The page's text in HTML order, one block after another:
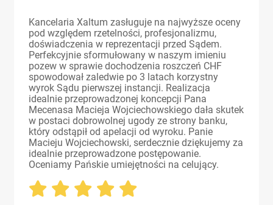
Kancelaria Xaltum zasługuje na najwyższe oceny
pod względem rzetelności, profesjonalizmu,
doświadczenia w reprezentacji przed Sądem.
Perfekcyjnie sformułowany w naszym imieniu
pozew w sprawie dochodzenia roszczeń CHF
spowodował zaledwie po 3 latach korzystny
wyrok Sądu pierwszej instancji. Realizacja
idealnie przeprowadzonej koncepcji Pana
Mecenasa Macieja Wojciechowskiego dała skutek
w postaci dobrowolnej ugody ze strony banku,
który odstąpił od apelacji od wyroku. Panie
Macieju Wojciechowski, serdecznie dziękujemy za
idealnie przeprowadzone postępowanie.
Oceniamy Pańskie umiejętności na celujący.